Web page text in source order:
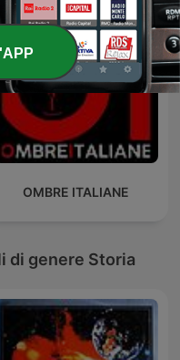
OMBRE ITALIANE
di genere Storia